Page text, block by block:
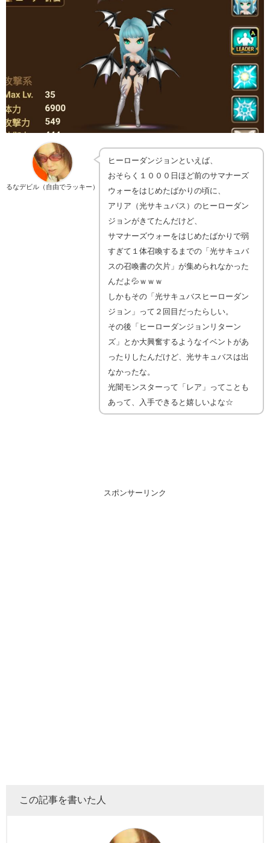
るなデビル（自由でラッキー）
ヒーローダンジョンといえば、
おそらく１０００日ほど前のサマナーズ
ウォーをはじめたばかりの頃に、
アリア（光サキュバス）のヒーローダン
ジョンがきてたんだけど、
サマナーズウォーをはじめたばかりで弱
すぎて１体召喚するまでの「光サキュバ
スの召喚書の欠片」が集められなかった
んだよ💦ｗｗｗ
しかもその「光サキュバスヒーローダン
ジョン」って２回目だったらしい。
その後「ヒーローダンジョンリターン
ズ」とか大興奮するようなイベントがあ
ったりしたんだけど、光サキュバスは出
なかったな。
光闇モンスターって「レア」ってことも
あって、入手できると嬉しいよな☆
スポンサーリンク
この記事を書いた人